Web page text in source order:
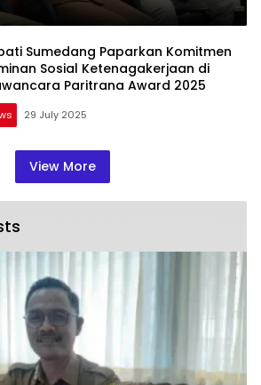
Sumedang Paparkan Komitmen
Sosial Ketenagakerjaan di
Paritrana Award 2025
29 July 2025
View More